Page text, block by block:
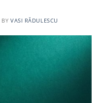
BY VASI RĂDULESCU